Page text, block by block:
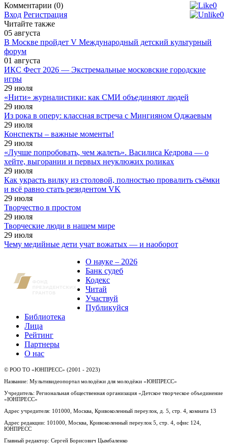
0
0
Комментарии (0)
Вход Регистрация
Читайте также
05 августа
В Москве пройдет V Международный детский культурный
форум
01 августа
ИКС Фест 2026 — Экстремальные московские городские
игры
29 июля
«Нити» журналистики: как СМИ объединяют людей
29 июля
Из рока в оперу: классная встреча с Мингияном Оджаевым
29 июля
Конспекты – важные моменты!
29 июля
«Лучше попробовать, чем жалеть». Василиса Кедрова — о
хейте, выгорании и первых неуклюжих роликах
29 июля
Как украсть вилку из столовой, полностью провалить съёмки
и всё равно стать резидентом VK
29 июля
Творчество в простом
29 июля
Творческие люди в нашем мире
29 июля
Чему медийные дети учат вожатых — и наоборот
О науке – 2026
Банк судеб
Кодекс
Читай
Участвуй
Публикуйся
Библиотека
Лица
Рейтинг
Партнеры
О нас
© РОО ТО «ЮНПРЕСС» (2001 - 2023)
Название: Мультивидеопортал молодёжи для молодёжи «ЮНПРЕСС»
Учредитель: Региональная общественная организация «Детское творческое объединение
«ЮНПРЕСС»
Адрес учредителя: 101000, Москва, Кривоколенный переулок, д. 5, стр. 4, комната 13
Адрес редакции: 101000, Москва, Кривоколенный переулок 5, стр. 4, офис 124,
ЮНПРЕСС
Главный редактор: Сергей Борисович Цымбаленко